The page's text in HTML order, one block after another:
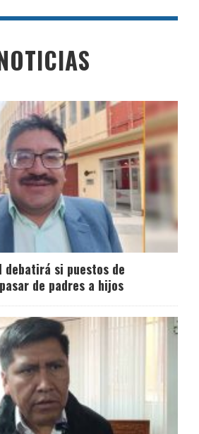
debatirá si puestos de
de padres a hijos